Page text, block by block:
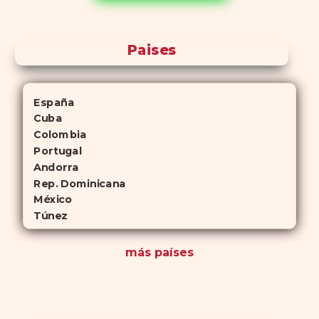
Paises
España
Cuba
Colombia
Portugal
Andorra
Rep. Dominicana
México
Túnez
más países